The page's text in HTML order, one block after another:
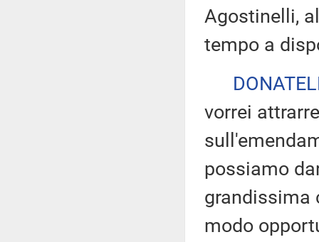
Agostinelli,
tempo a
vorrei
possiamo
grandissima
modo